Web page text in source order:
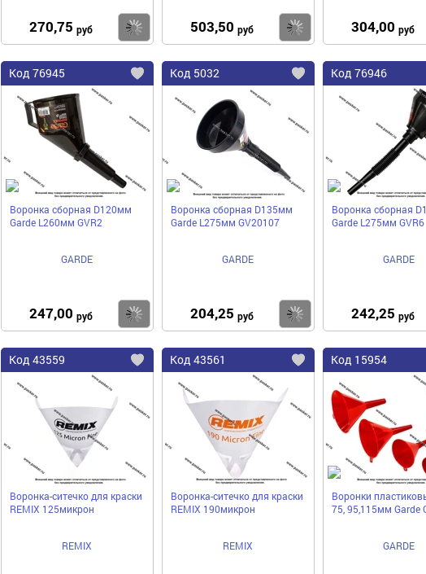
270,75 руб Купить503,50 руб Купить304,00 руб
Код 76945
Добавить
избранное
Воронка сборная D120мм
Garde L260мм GVR2
GARDE
247,00 руб Купить
Код 5032
Добавить
Воронка сборная D135мм
Garde L275мм GV20107
GARDE
204,25 руб Купить
Код 76946
Воронка сборная
Garde L275мм GVR6
GARDE
242,25 руб
Код 43559
Добавить
избранное
Воронка-ситечко для краски
REMIX 125микрон
REMIX
Код 43561
Добавить
избранное
Воронка-ситечко для краски
REMIX 190микрон
REMIX
Код 15954
Воронки
75, 95,115мм Garde
GARDE